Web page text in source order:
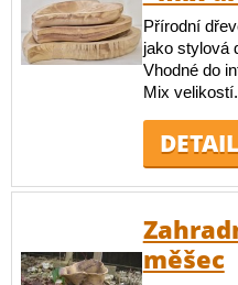
Přírodní
jako stylová
Vhodné do
Mix velikostí.
DETAIL
měšec